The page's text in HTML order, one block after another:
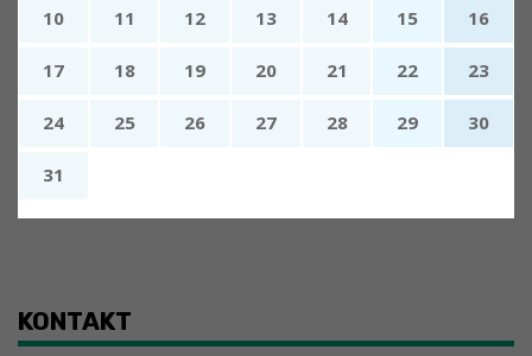
10 11 12 13 14 15 16
17 18 19 20 21 22 23
24 25 26 27 28 29 30
31
KONTAKT